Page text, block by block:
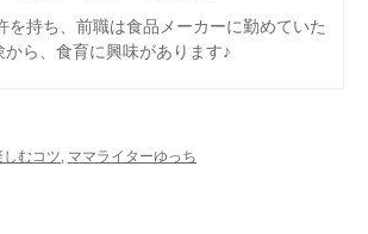
を持ち、前職は食品メーカーに勤めていた
から、食育に興味があります♪
むコツ, ママライターゆっち